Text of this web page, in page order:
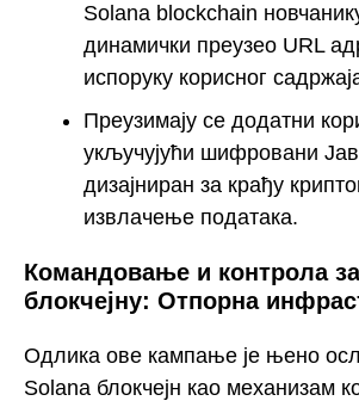
Solana blockchain
динамички преузео URL
испоруку корисног
Преузимају се додатни
укључујући шифровани
дизајниран за крађу
извлачење података.
Командовање и контрола
блокчејну: Отпорна
Одлика ове кампање је њено
Solana блокчејн као механизам